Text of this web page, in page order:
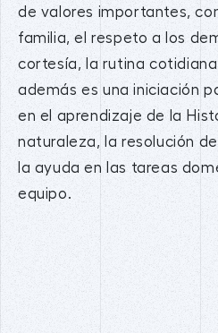
de valores importantes,
familia, el respeto a los
cortesía, la rutina
además es una iniciación
en el aprendizaje de la
naturaleza, la resolución
la ayuda en las tareas
equipo.